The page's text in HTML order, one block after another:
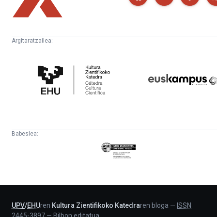
Argitaratzailea:
Zientifikoko
Katedra
Babeslea:
Eusko
Jaurlaritza
UPV/EHUren Kultura Zientifikoko Katedraren bloga — ISSN